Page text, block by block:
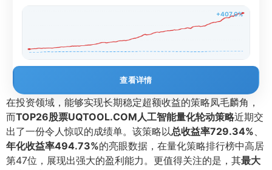
+407.0%
查看详情
在投资领域，能够实现长期稳定超额收益的策略凤毛麟角，
而TOP26股票UQTOOL.COM人工智能量化轮动策略近期交
出了一份令人惊叹的成绩单。该策略以总收益率729.34%、
年化收益率494.73%的亮眼数据，在量化策略排行榜中高居
第47位，展现出强大的盈利能力。更值得关注的是，其最大